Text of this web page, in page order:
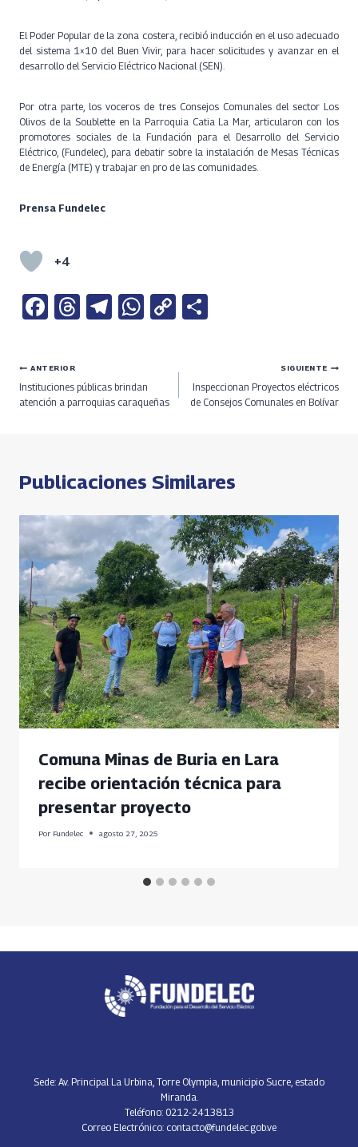
El Poder Popular de la zona costera, recibió inducción en el uso adecuado
del sistema 1×10 del Buen Vivir, para hacer solicitudes y avanzar en el
desarrollo del Servicio Eléctrico Nacional (SEN).
Por otra parte, los voceros de tres Consejos Comunales del sector Los
Olivos de la Soublette en la Parroquia Catia La Mar, articularon con los
promotores sociales de la Fundación para el Desarrollo del Servicio
Eléctrico, (Fundelec), para debatir sobre la instalación de Mesas Técnicas
de Energía (MTE) y trabajar en pro de las comunidades.
Prensa Fundelec
+4
Fa
b
o
o
T
a
ds
Te
a
m
W
s
A
C
Li e
Navegación
de
ANTERIOR
Instituciones públicas brindan
atención a parroquias caraqueñas
SIGUIENTE
Inspeccionan Proyectos eléctricos
de Consejos Comunales en Bolívar
Publicaciones Similares
Comuna Minas de Buria en Lara
recibe orientación técnica para
presentar proyecto
Por Fundelec agosto 27, 2025
Sede: Av. Principal La Urbina, Torre Olympia, municipio Sucre, estado
Miranda.
Teléfono: 0212-2413813
Correo Electrónico: contacto@fundelec.gob.ve